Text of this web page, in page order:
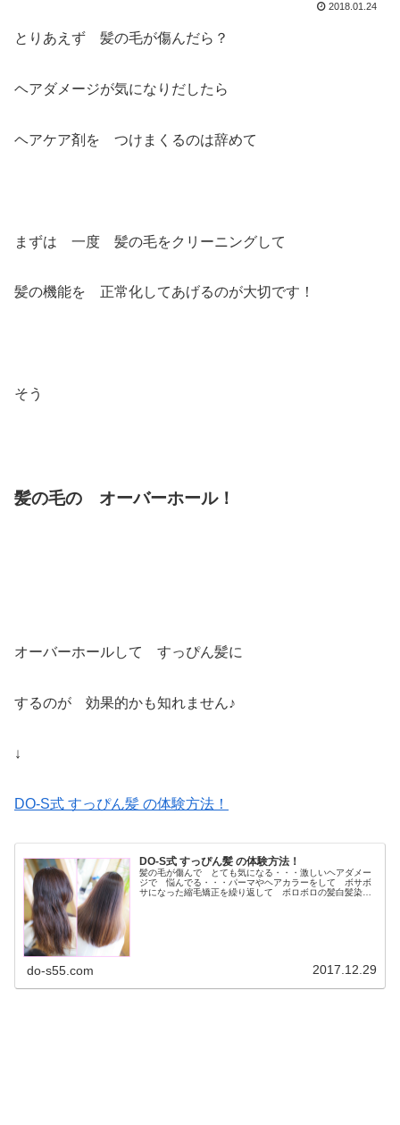
2018.01.24
とりあえず 髪の毛が傷んだら？
ヘアダメージが気になりだしたら
ヘアケア剤を つけまくるのは辞めて
まずは 一度 髪の毛をクリーニングして
髪の機能を 正常化してあげるのが大切です！
そう
髪の毛の オーバーホール！
オーバーホールして すっぴん髪に
するのが 効果的かも知れません♪
↓
DO-S式 すっぴん髪 の体験方法！
DO-S式 すっぴん髪 の体験方法！
髪の毛が傷んで とても気になる・・・激しいヘアダメー
ジで 悩んでる・・・パーマやヘアカラーをして ボサボ
サになった縮毛矯正を繰り返して ボロボロの髪白髪染め
do-s55.com 2017.12.29